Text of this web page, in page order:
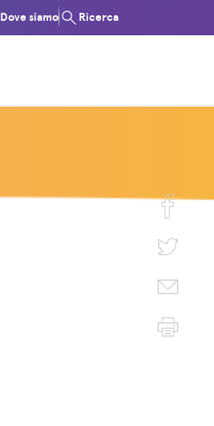
Dove siamo Ricerca